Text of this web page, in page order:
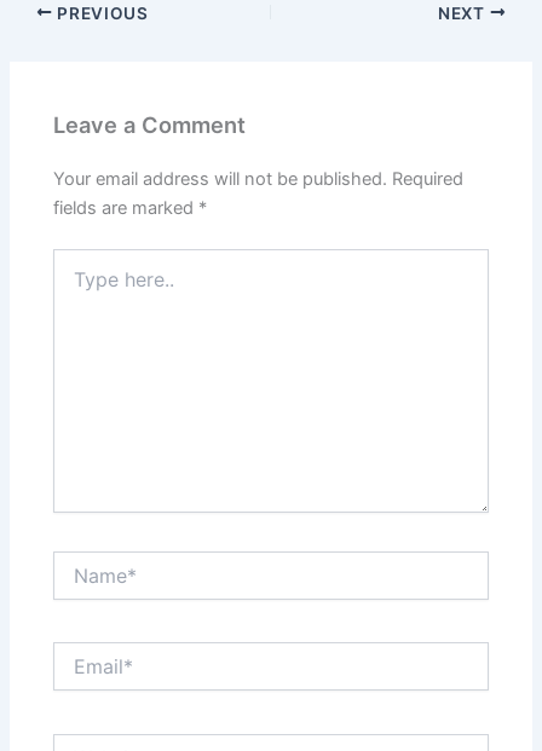
PREVIOUS NEXT
Leave a Comment
Your email address will not be published. Required
fields are marked *
here..